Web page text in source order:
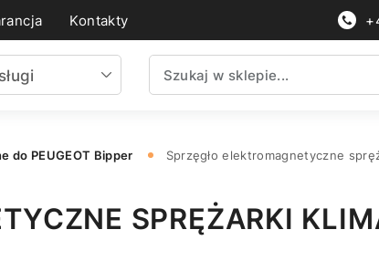
Kontakty
do PEUGEOT Bipper Sprzęgło elektromagnetyczne
SPRĘŻARKI